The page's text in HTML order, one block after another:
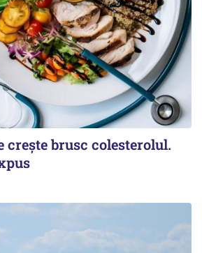
crește brusc colesterolul.